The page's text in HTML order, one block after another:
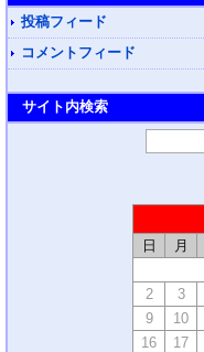
投稿フィード
コメントフィード
サイト内検索
日 月
2
3
9
10
16
17